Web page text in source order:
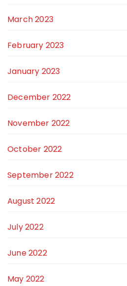
March 2023
February 2023
January 2023
December 2022
November 2022
October 2022
September 2022
August 2022
July 2022
June 2022
May 2022